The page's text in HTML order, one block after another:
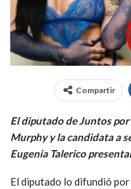
Compartir
El diputado de Juntos por
Murphy y la candidata a
Eugenia Talerico
El diputado lo difundió